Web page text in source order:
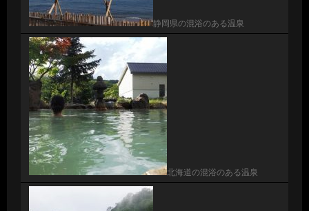
静岡県の混浴のある温泉
北海道の混浴のある温泉